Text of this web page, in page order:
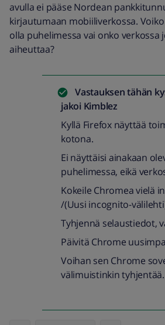
avulla ei pääse Nordean
kirjautumaan mobiiliverkossa.
olla puhelimessa vai onko verkossa
aiheuttaa?
Vastauksen tähän
jakoi Kimblez
Kyllä Firefox näyttää
kotona.
Ei näyttäisi ainakaan
puhelimessa, eikä
Kokeile Chromea vielä
/(Uusi incognito-
Tyhjennä selaustiedot,
Päivitä Chrome
Voihan sen Chrome
välimuistinkin tyhjentää.